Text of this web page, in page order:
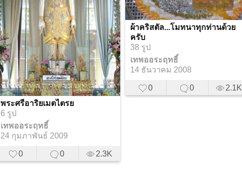
พระศรีอาริยเมตไตรย
6 รูป
เทพออระฤทธิ์
24 กุมภาพันธ์ 2009
0 0 2.3K
ผ้าคริสตัล...โมทนาทุกท่านด้วย
ครับ
38 รูป
เทพออระฤทธิ์
14 ธันวาคม 2008
0 0 2.1K